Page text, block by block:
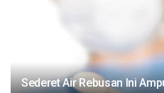
Sederet Air Rebusan Ini